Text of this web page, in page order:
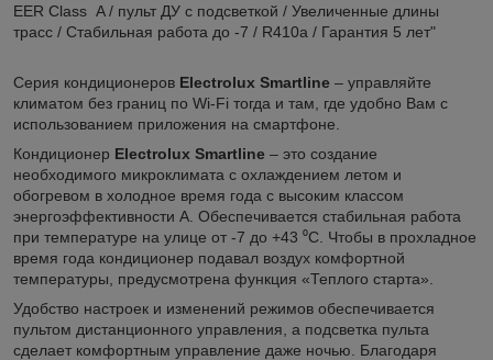
EER Class A / пульт ДУ с подсветкой / Увеличенные длины
трасс / Стабильная работа до -7 / R410a / Гарантия 5 лет"
Серия кондиционеров Electrolux Smartline – управляйте
климатом без границ по Wi-Fi тогда и там, где удобно Вам с
использованием приложения на смартфоне.
Кондиционер Electrolux Smartline – это создание
необходимого микроклимата с охлаждением летом и
обогревом в холодное время года с высоким классом
энергоэффективности А. Обеспечивается стабильная работа
при температуре на улице от -7 до +43 ⁰С. Чтобы в прохладное
время года кондиционер подавал воздух комфортной
температуры, предусмотрена функция «Теплого старта».
Удобство настроек и изменений режимов обеспечивается
пультом дистанционного управления, а подсветка пульта
сделает комфортным управление даже ночью. Благодаря